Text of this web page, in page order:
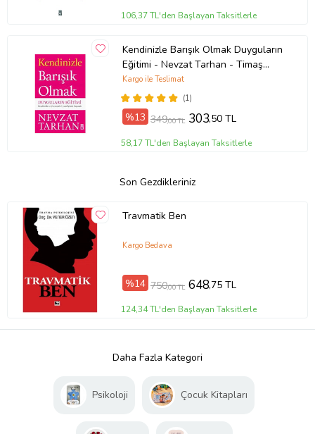
106,37 TL'den Başlayan Taksitlerle
Kendinizle Barışık Olmak Duyguların
Eğitimi - Nevzat Tarhan - Timaş
Yayınları
(1)
Kargo ile Teslimat
%13 349,00 TL 303,50 TL
58,17 TL'den Başlayan Taksitlerle
Son Gezdikleriniz
Travmatik Ben
Kargo Bedava
%14 750,00 TL 648,75 TL
124,34 TL'den Başlayan Taksitlerle
Daha Fazla Kategori
Psikoloji Çocuk Kitapları